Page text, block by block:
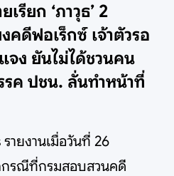
เรียก ‘ภาวุธ’ 2
คดีฟอเร็กซ์ เจ้าตัวรอ
ง ยันไม่ได้ชวนคน
รค ปชน. ลั่นทำหน้าที่
ายงานเมื่อวันที่ 26
กรณีที่กรมสอบสวนคดี